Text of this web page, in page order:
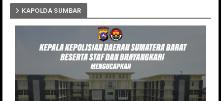
KAPOLDA SUMBAR